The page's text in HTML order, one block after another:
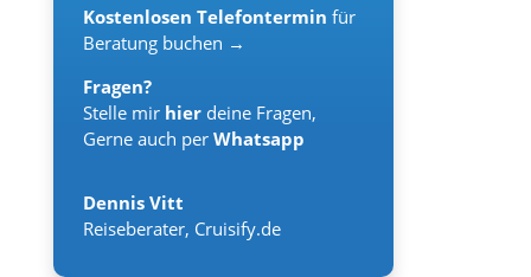
Kostenlosen Telefontermin für
Beratung buchen →
Fragen?
Stelle mir hier deine Fragen,
Gerne auch per Whatsapp
Dennis Vitt
Reiseberater, Cruisify.de